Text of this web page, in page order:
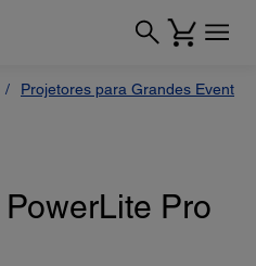
Projetores para Grandes Eventos
Pro